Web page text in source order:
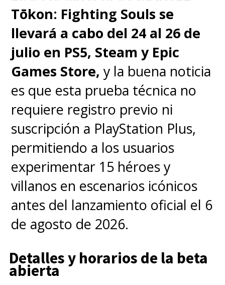
Tōkon: Fighting Souls se
llevará a cabo del 24 al 26 de
julio en PS5, Steam y Epic
Games Store,y la buena noticia
es que esta prueba técnica no
requiere registro previo ni
suscripción a PlayStation Plus,
permitiendo a los usuarios
experimentar 15 héroes y
villanos en escenarios icónicos
antes del lanzamiento oficial el 6
de agosto de 2026.
Detalles y horarios de la beta
abierta